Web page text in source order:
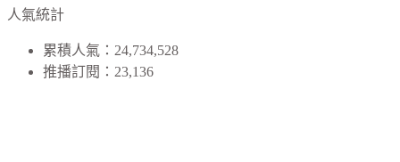
人氣統計
累積人氣：24,734,528
推播訂閱：23,136